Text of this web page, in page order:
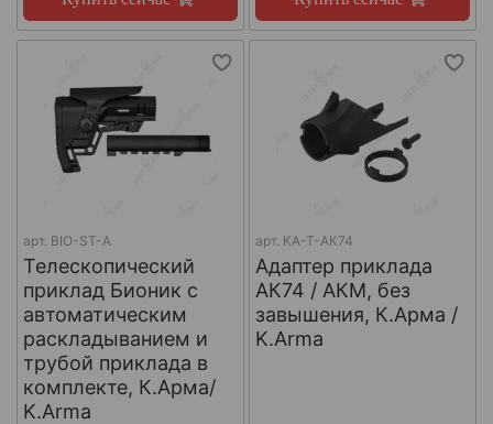
арт. BIO-ST-A
Телескопический
приклад Бионик с
автоматическим
раскладыванием и
трубой приклада в
комплекте, К.Арма/
K.Arma
арт. КА-Т-АК74
Адаптер приклада
АК74 / АКМ, без
завышения, К.Арма /
K.Arma